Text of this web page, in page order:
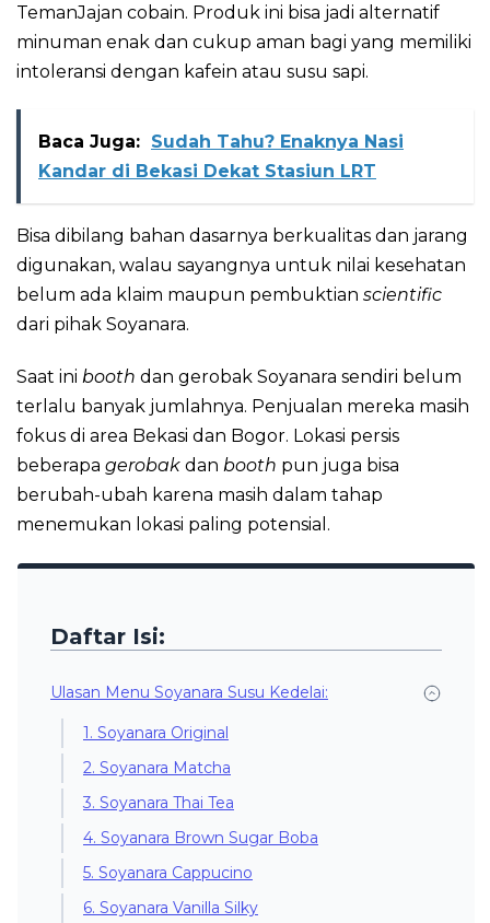
TemanJajan cobain. Produk ini bisa jadi alternatif
minuman enak dan cukup aman bagi yang memiliki
intoleransi dengan kafein atau susu sapi.
Baca Juga: Sudah Tahu? Enaknya Nasi
Kandar di Bekasi Dekat Stasiun LRT
Bisa dibilang bahan dasarnya berkualitas dan jarang
digunakan, walau sayangnya untuk nilai kesehatan
belum ada klaim maupun pembuktian scientific
dari pihak Soyanara.
Saat ini booth dan gerobak Soyanara sendiri belum
terlalu banyak jumlahnya. Penjualan mereka masih
fokus di area Bekasi dan Bogor. Lokasi persis
beberapa gerobak dan booth pun juga bisa
berubah-ubah karena masih dalam tahap
menemukan lokasi paling potensial.
Daftar Isi:
Ulasan Menu Soyanara Susu Kedelai:
1. Soyanara Original
2. Soyanara Matcha
3. Soyanara Thai Tea
4. Soyanara Brown Sugar Boba
5. Soyanara Cappucino
6. Soyanara Vanilla Silky